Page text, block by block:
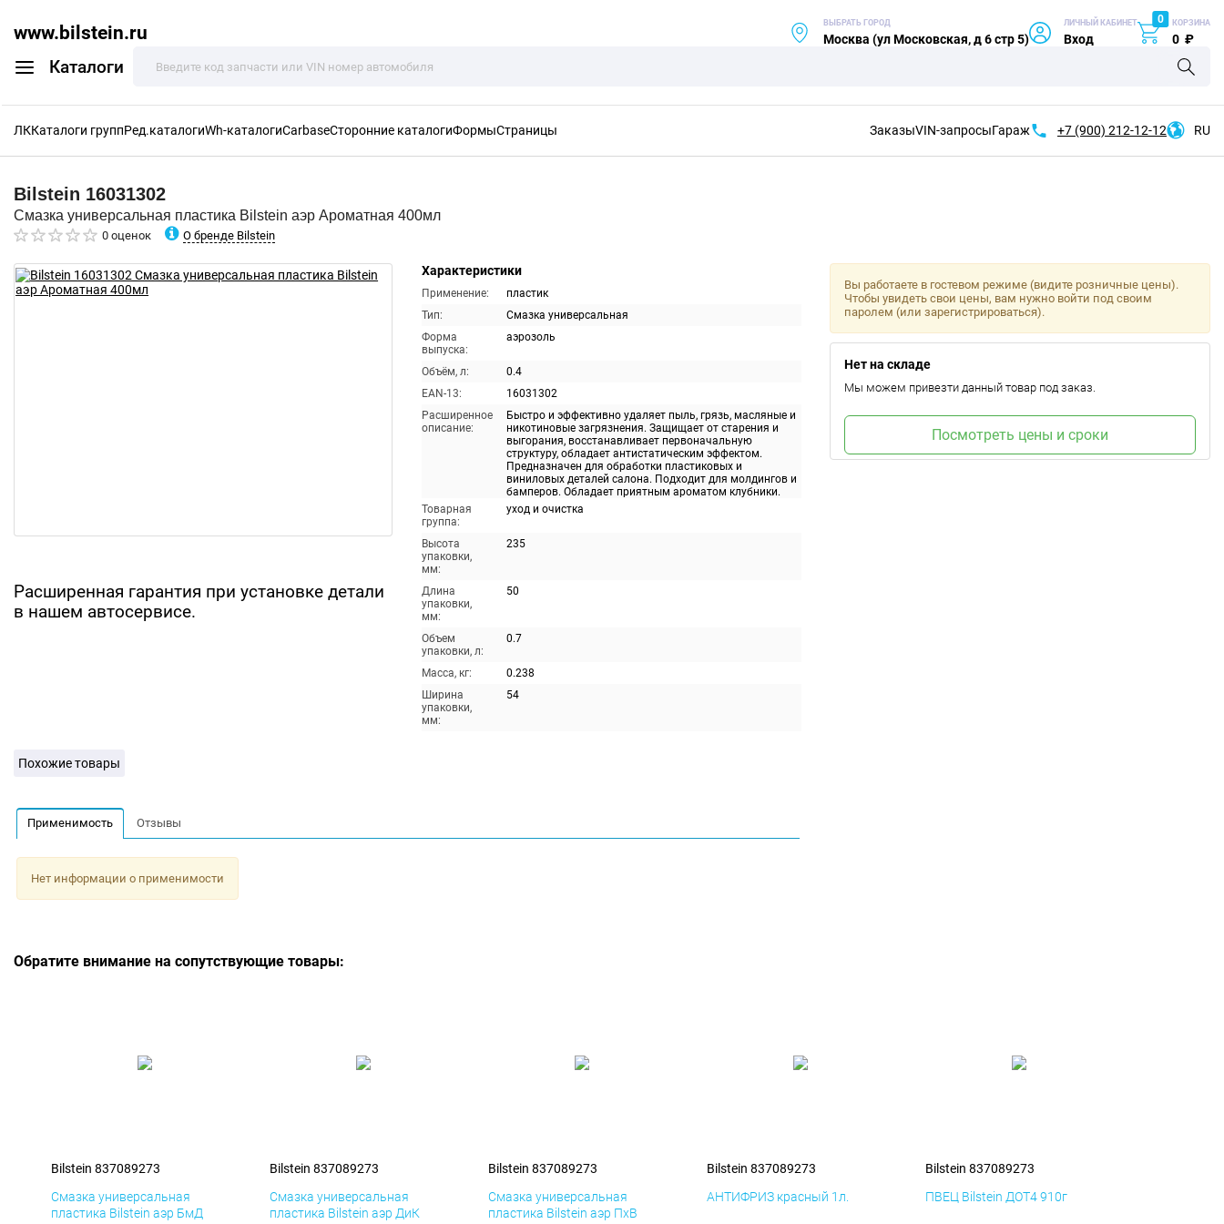
www.bilstein.ru
Каталоги
ВЫБРАТЬ ГОРОД
Москва (ул Московская, д 6 стр 5)
ЛИЧНЫЙ КАБИНЕТ
Вход
0 КОРЗИНА
0 ₽
ЛККаталоги группРед.каталогиWh-каталогиCarbaseСторонние каталогиФормыСтраницы ЗаказыVIN-запросыГараж +7 (900) 212-12-12 RU
Bilstein 16031302
Смазка универсальная пластика Bilstein аэр Ароматная 400мл
0 оценок О бренде Bilstein
Расширенная гарантия при установке детали
в нашем автосервисе.
Характеристики
Применение:
пластик
Тип:
Смазка универсальная
Форма
выпуска:
аэрозоль
Объём, л:
0.4
EAN-13:
16031302
Расширенное
описание:
Быстро и эффективно удаляет пыль, грязь, масляные и
никотиновые загрязнения. Защищает от старения и
выгорания, восстанавливает первоначальную
структуру, обладает антистатическим эффектом.
Предназначен для обработки пластиковых и
виниловых деталей салона. Подходит для молдингов и
бамперов. Обладает приятным ароматом клубники.
Товарная
группа:
уход и очистка
Высота
упаковки,
мм:
235
Длина
упаковки,
мм:
50
Объем
упаковки, л:
0.7
Масса, кг:
0.238
Ширина
упаковки,
мм:
54
Вы работаете в гостевом режиме (видите розничные цены).
Чтобы увидеть свои цены, вам нужно войти под своим
паролем (или зарегистрироваться).
Нет на складе
Мы можем привезти данный товар под заказ.
Посмотреть цены и сроки
Похожие товары
Применимость Отзывы
Нет информации о применимости
Обратите внимание на сопутствующие товары:
Bilstein 837089273
Смазка универсальная
пластика Bilstein аэр БмД
Bilstein 837089273
Смазка универсальная
пластика Bilstein аэр ДиК
Bilstein 837089273
Смазка универсальная
пластика Bilstein аэр ПхВ
Bilstein 837089273
АНТИФРИЗ красный 1л.
Bilstein 837089273
ПВЕЦ Bilstein ДОТ4 910г